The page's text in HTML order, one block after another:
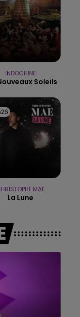
FM
INDOCHINE
Soleils
MAE
La Lune